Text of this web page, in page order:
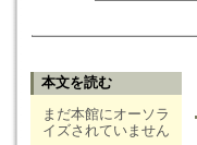
本文を読む
まだ本館にオーソラ
イズされていません